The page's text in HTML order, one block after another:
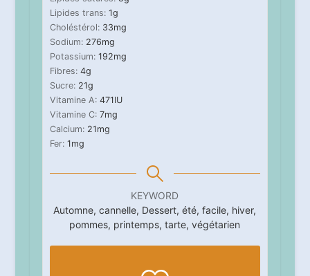
Lipides trans: 1g
Choléstérol: 33mg
Sodium: 276mg
Potassium: 192mg
Fibres: 4g
Sucre: 21g
Vitamine A: 471IU
Vitamine C: 7mg
Calcium: 21mg
Fer: 1mg
KEYWORD
Automne, cannelle, Dessert, été, facile, hiver,
pommes, printemps, tarte, végétarien